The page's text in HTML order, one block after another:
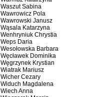
Waszut Sabina
Wawrowicz Pola
Wawrowski Janusz
Wąsala Katarzyna
Wenhryniuk Chrystia
Weps Daria
Wesołowska Barbara
Węcławek Dominika
Węgrzynek Krystian
Wiatrak Mariusz
Wicher Cezary
Widuch Magdalena
Wiech Anna